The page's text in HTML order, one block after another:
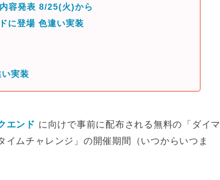
容発表 8/25(火)から
に登場 色違い実装
実装
エンド に向けで事前に配布される無料の「ダイマ
ムチャレンジ」 の開催期間（いつからいつま